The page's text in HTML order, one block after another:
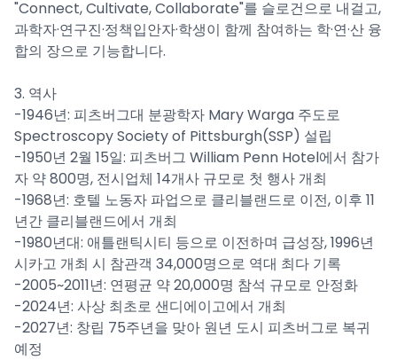
"Connect, Cultivate, Collaborate"를 슬로건으로 내걸고,
과학자·연구진·정책입안자·학생이 함께 참여하는 학·연·산 융
합의 장으로 기능합니다.
3. 역사
-1946년: 피츠버그대 분광학자 Mary Warga 주도로
Spectroscopy Society of Pittsburgh(SSP) 설립
-1950년 2월 15일: 피츠버그 William Penn Hotel에서 참가
자 약 800명, 전시업체 14개사 규모로 첫 행사 개최
-1968년: 호텔 노동자 파업으로 클리블랜드로 이전, 이후 11
년간 클리블랜드에서 개최
-1980년대: 애틀랜틱시티 등으로 이전하며 급성장, 1996년
시카고 개최 시 참관객 34,000명으로 역대 최다 기록
-2005~2011년: 연평균 약 20,000명 참석 규모로 안정화
-2024년: 사상 최초로 샌디에이고에서 개최
-2027년: 창립 75주년을 맞아 원년 도시 피츠버그로 복귀
예정